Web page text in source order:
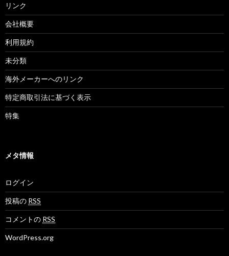
リンク
会社概要
利用規約
未分類
海外メーカーへのリンク
特定商取引法に基づく表示
特集
メタ情報
ログイン
投稿の RSS
コメントの RSS
WordPress.org